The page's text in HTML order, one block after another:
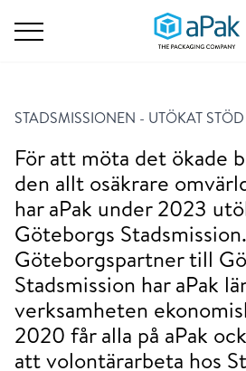
STADSMISSIONEN - UTÖKAT STÖD
För att möta det ökade
den allt osäkrare
har aPak under 2023
Göteborgs
Göteborgspartner till
Stadsmission har aPak
verksamheten
2020 får alla på aPak
att volontärarbeta hos